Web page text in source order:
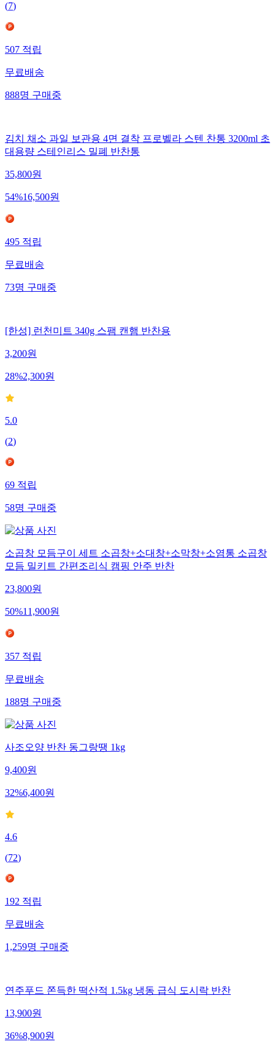
(7)
507 적립
무료배송
888명 구매중
김치 채소 과일 보관용 4면 결착 프로벨라 스텐 찬통 3200ml 초
대용량 스테인리스 밀폐 반찬통
35,800원
54%16,500원
495 적립
무료배송
73명 구매중
[한성] 런천미트 340g 스팸 캔햄 반찬용
3,200원
28%2,300원
5.0
(2)
69적립
58명구매중
소곱창 모듬구이 세트 소곱창+소대창+소막창+소염통 소곱창
모듬 밀키트 간편조리식 캠핑 안주 반찬
23,800원
50%11,900원
357적립
무료배송
188명구매중
사조오양 반찬 동그랑땡 1kg
9,400원
32%6,400원
4.6
(72)
192적립
무료배송
1,259명구매중
연주푸드 쫀득한 떡산적 1.5kg 냉동 급식 도시락 반찬
13,900원
36%8,900원